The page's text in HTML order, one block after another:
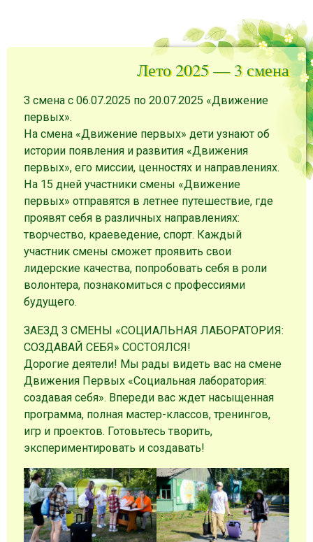
Лето 2025 — 3 смена
3 смена с 06.07.2025 по 20.07.2025 «Движение
первых».
На смена «Движение первых» дети узнают об
истории появления и развития «Движения
первых», его миссии, ценностях и направлениях.
На 15 дней участники смены «Движение
первых» отправятся в летнее путешествие, где
проявят себя в различных направлениях:
творчество, краеведение, спорт. Каждый
участник смены сможет проявить свои
лидерские качества, попробовать себя в роли
волонтера, познакомиться с профессиями
будущего.
ЗАЕЗД 3 СМЕНЫ «СОЦИАЛЬНАЯ ЛАБОРАТОРИЯ:
СОЗДАВАЙ СЕБЯ» СОСТОЯЛСЯ!
Дорогие деятели! Мы рады видеть вас на смене
Движения Первых «Социальная лаборатория:
создавая себя». Впереди вас ждет насыщенная
программа, полная мастер-классов, тренингов,
игр и проектов. Готовьтесь творить,
экспериментировать и создавать!